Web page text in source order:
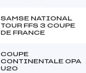
SAMSE NATIONAL
TOUR FFS 3 COUPE
DE FRANCE
COUPE
CONTINENTALE OPA
U20